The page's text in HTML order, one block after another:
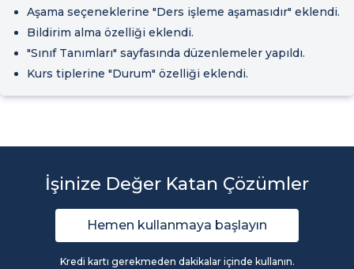
Aşama seçeneklerine "Ders işleme aşamasıdır" eklendi.
Bildirim alma özelliği eklendi.
"Sınıf Tanımları" sayfasında düzenlemeler yapıldı.
Kurs tiplerine "Durum" özelliği eklendi.
İşinize Değer Katan Çözümler
Hemen kullanmaya başlayın
Kredi kartı gerekmeden dakikalar içinde kullanın.